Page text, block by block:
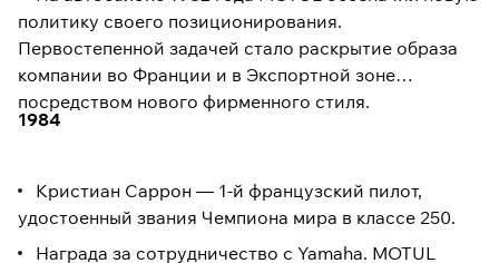
политику своего позиционирования.
Первостепенной задачей стало раскрытие образа
компании во Франции и в Экспортной зоне
посредством нового фирменного стиля.
1984
Кристиан Саррон — 1-й французский пилот,
удостоенный звания Чемпиона мира в классе 250.
Награда за сотрудничество с Yamaha. MOTUL